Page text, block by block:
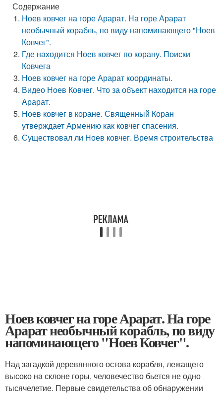
Содержание
Ноев ковчег на горе Арарат. На горе Арарат
необычный корабль, по виду напоминающего "Ноев
Ковчег".
Где находится Ноев ковчег по корану. Поиски
Ковчега
Ноев ковчег на горе Арарат координаты.
Видео Ноев Ковчег. Что за объект находится на горе
Арарат.
Ноев ковчег в коране. Священный Коран
утверждает Армению как ковчег спасения.
Существовал ли Ноев ковчег. Время строительства
Ноев ковчег на горе Арарат. На горе
Арарат необычный корабль, по виду
напоминающего "Ноев Ковчег".
Над загадкой деревянного остова корабля, лежащего
высоко на склоне горы, человечество бьется не одно
тысячелетие. Первые свидетельства об обнаружении